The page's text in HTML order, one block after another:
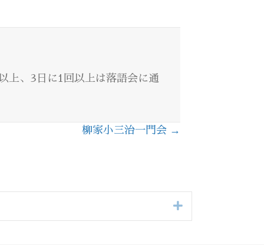
上、3日に1回以上は落語会に通
柳家小三治一門会 →
Expand